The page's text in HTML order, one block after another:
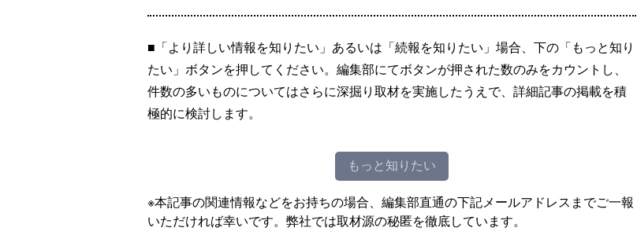
■「より詳しい情報を知りたい」あるいは「続報を知りたい」場合、下の「もっと知り
たい」ボタンを押してください。編集部にてボタンが押された数のみをカウントし、
件数の多いものについてはさらに深掘り取材を実施したうえで、詳細記事の掲載を積
極的に検討します。
もっと知りたい
※本記事の関連情報などをお持ちの場合、編集部直通の下記メールアドレスまでご一報
いただければ幸いです。弊社では取材源の秘匿を徹底しています。